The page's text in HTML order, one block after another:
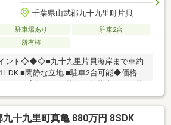
千葉県山武郡九十九里町片貝
駐車場あり
駐車2台
所有権
ト◇◆◇■九十九里片貝海岸まで車約
地 ■駐車2台可能◆価格や
って便利な『お気に入り追加』をぜひご
十九里町真亀 880万円 8SDK